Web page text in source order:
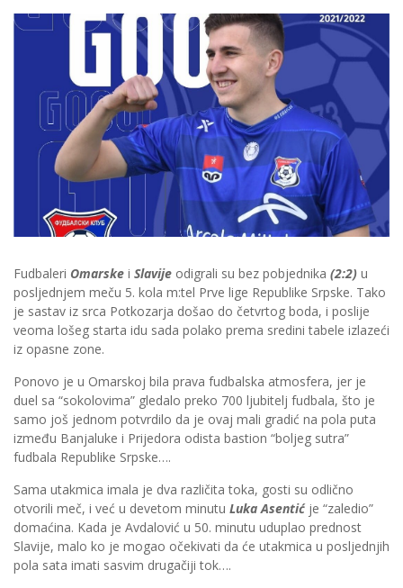
Fudbaleri Omarske i Slavije odigrali su bez pobjednika (2:2) u
posljednjem meču 5. kola m:tel Prve lige Republike Srpske. Tako
je sastav iz srca Potkozarja došao do četvrtog boda, i poslije
veoma lošeg starta idu sada polako prema sredini tabele izlazeći
iz opasne zone.
Ponovo je u Omarskoj bila prava fudbalska atmosfera, jer je
duel sa “sokolovima” gledalo preko 700 ljubitelj fudbala, što je
samo još jednom potvrdilo da je ovaj mali gradić na pola puta
između Banjaluke i Prijedora odista bastion “boljeg sutra”
fudbala Republike Srpske….
Sama utakmica imala je dva različita toka, gosti su odlično
otvorili meč, i već u devetom minutu Luka Asentić je “zaledio”
domaćina. Kada je Avdalović u 50. minutu uduplao prednost
Slavije, malo ko je mogao očekivati da će utakmica u posljednjih
pola sata imati sasvim drugačiji tok….